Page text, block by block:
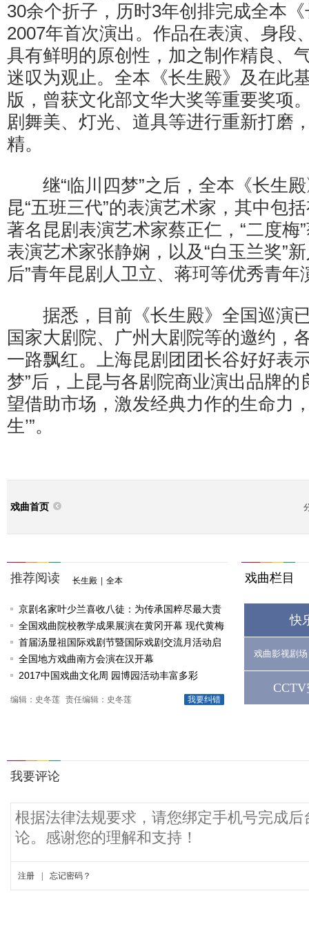
30余个折子，历时3年创排完成全本
2007年首次演出。作品在表演、身段
具有鲜明的原创性，加之制作精良、
迷叹为观止。全本《长生殿》及在此
版，曾获文化部文华大奖等重要奖项
剧舞美、灯光、道具等进行重新打磨
精。
继“临川四梦”之后，全本《长生殿
昆“五班三代”的表演艺术家，其中包
著名昆剧表演艺术家蔡正仁，“二度梅
表演艺术家张静娴，以及“白玉兰奖”
后”青年昆剧人卫立、蒋珂等优秀青年
据悉，目前《长生殿》全国巡演
国家大剧院、广州大剧院等的邀约，
一路飘红。上海昆剧团团长谷好好表
梦”后，上昆与各剧院商业演出品牌的
望借助市场，激发经典力作的生命力
生’”。
戏曲首页
推荐阅读 长生殿 全本
京剧名家叶少兰喜收八徒：为传承国粹尽最大责
任
全国戏曲院校教学成果展演在黄冈开幕 现代黄梅
戏《槐花谣》倾情..
首届汤显祖国际戏剧节暨国际戏剧交流月活动启
动
全国地方戏曲南方会演在汉开幕
2017中国戏曲文化周 园博园活动丰富多彩
我要纠错
编辑：史冬莲 责任编辑：史冬莲
戏曲栏目
快
戏曲影视剧场